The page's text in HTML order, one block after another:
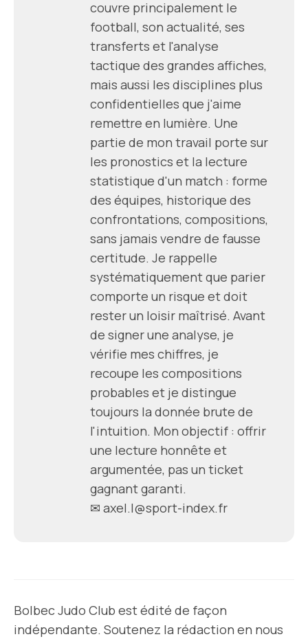
couvre principalement le
football, son actualité, ses
transferts et l'analyse
tactique des grandes affiches,
mais aussi les disciplines plus
confidentielles que j'aime
remettre en lumière. Une
partie de mon travail porte sur
les pronostics et la lecture
statistique d'un match : forme
des équipes, historique des
confrontations, compositions,
sans jamais vendre de fausse
certitude. Je rappelle
systématiquement que parier
comporte un risque et doit
rester un loisir maîtrisé. Avant
de signer une analyse, je
vérifie mes chiffres, je
recoupe les compositions
probables et je distingue
toujours la donnée brute de
l'intuition. Mon objectif : offrir
une lecture honnête et
argumentée, pas un ticket
gagnant garanti.
✉ axel.l@sport-index.fr
Bolbec Judo Club est édité de façon
indépendante. Soutenez la rédaction en nous